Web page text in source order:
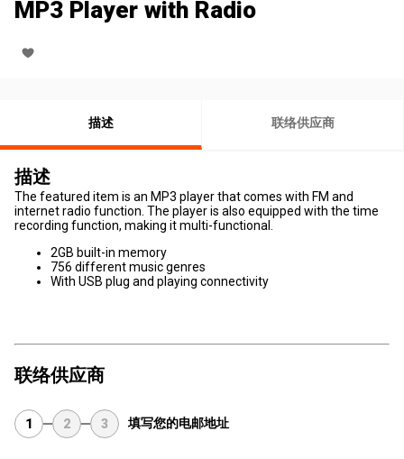
MP3 Player with Radio
描述 联络供应商
描述
The featured item is an MP3 player that comes with FM and
internet radio function. The player is also equipped with the time
recording function, making it multi-functional.
2GB built-in memory
756 different music genres
With USB plug and playing connectivity
联络供应商
1 2 3 填写您的电邮地址